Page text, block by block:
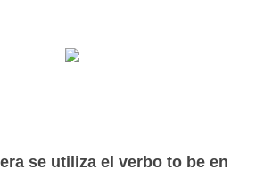
se utiliza el verbo to be en